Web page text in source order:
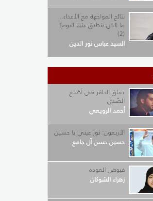
نتائج المواجهة مع الأعداء..
ما الذي ينطبق علينا اليوم؟
(2)
السيد عباس نور الدين
يعلق الحافر في أضلع
الصّدى
أحمد الرويعي
الأربعون: نور عيني يا حسين
حسين حسن آل جامع
فيوض العودة
زهراء الشوكان